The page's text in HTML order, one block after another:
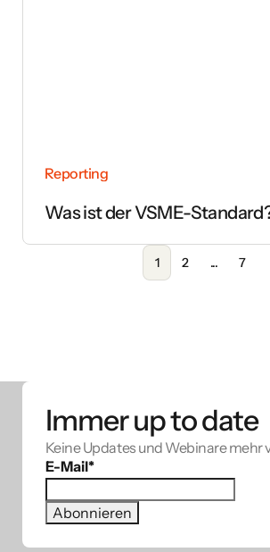
Reporting
Was ist der VSME-
1 2 ... 7
Immer up to date
Keine Updates und Webinare mehr
E-Mail*